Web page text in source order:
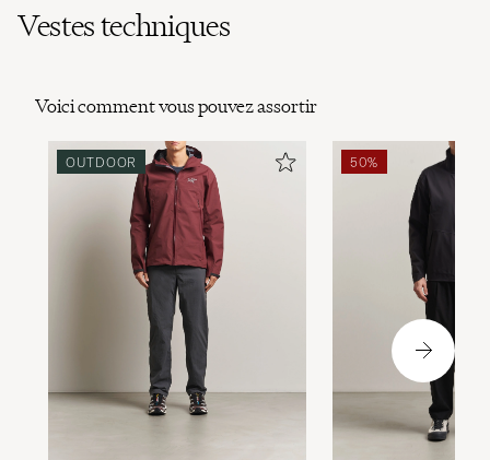
Vestes techniques
Voici comment vous pouvez assortir
OUTDOOR 50%